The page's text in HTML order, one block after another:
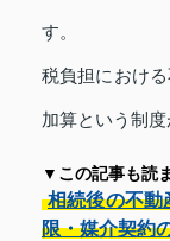
す。
税負担におけ
加算という制度
▼この記事も読
相続後の不動
限・媒介契約